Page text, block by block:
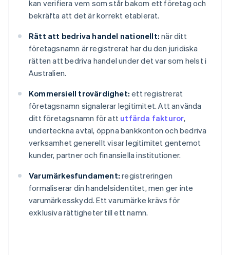
kan verifiera vem som står bakom ett företag och
bekräfta att det är korrekt etablerat.
Rätt att bedriva handel nationellt: när ditt
företagsnamn är registrerat har du den juridiska
rätten att bedriva handel under det var som helst i
Australien.
Kommersiell trovärdighet: ett registrerat
företagsnamn signalerar legitimitet. Att använda
ditt företagsnamn för att utfärda fakturor,
underteckna avtal, öppna bankkonton och bedriva
verksamhet generellt visar legitimitet gentemot
kunder, partner och finansiella institutioner.
Varumärkesfundament: registreringen
formaliserar din handelsidentitet, men ger inte
varumärkesskydd. Ett varumärke krävs för
exklusiva rättigheter till ett namn.